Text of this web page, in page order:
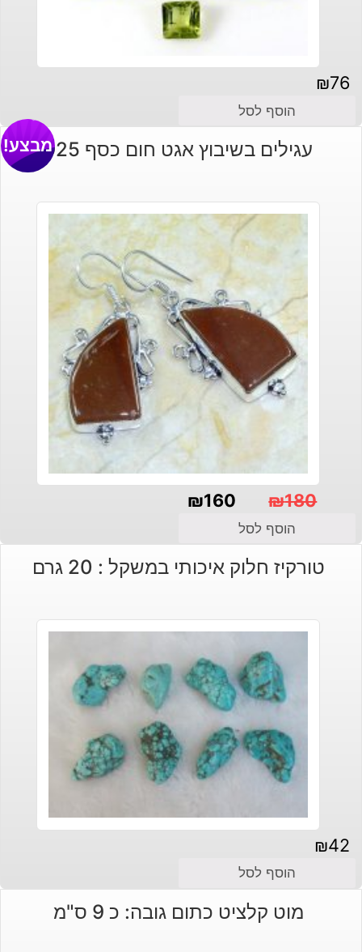
₪76
הוסף לסל
עגילים בשיבוץ אגט חום כסף 925 מבצע!
₪180
המקורי
היה:
₪160
הנוכחי
הוא:
הוסף לסל
טורקיז חלוק איכותי במשקל : 20 גרם
₪42
הוסף לסל
מוט קלציט כתום גובה: כ 9 ס"מ